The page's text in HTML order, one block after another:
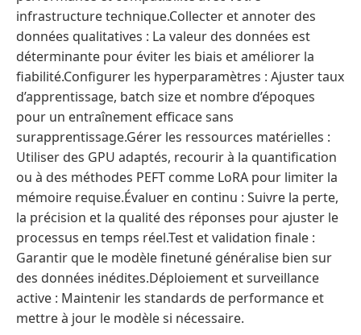
infrastructure technique.Collecter et annoter des
données qualitatives : La valeur des données est
déterminante pour éviter les biais et améliorer la
fiabilité.Configurer les hyperparamètres : Ajuster taux
d’apprentissage, batch size et nombre d’époques
pour un entraînement efficace sans
surapprentissage.Gérer les ressources matérielles :
Utiliser des GPU adaptés, recourir à la quantification
ou à des méthodes PEFT comme LoRA pour limiter la
mémoire requise.Évaluer en continu : Suivre la perte,
la précision et la qualité des réponses pour ajuster le
processus en temps réel.Test et validation finale :
Garantir que le modèle finetuné généralise bien sur
des données inédites.Déploiement et surveillance
active : Maintenir les standards de performance et
mettre à jour le modèle si nécessaire.